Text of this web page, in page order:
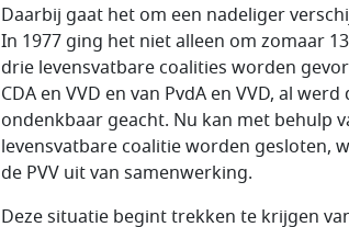
Daarbij gaat het om een nadeliger
In 1977 ging het niet alleen om zomaar
drie levensvatbare coalities worden
CDA en VVD en van PvdA en VVD, al
ondenkbaar geacht. Nu kan met behulp
levensvatbare coalitie worden gesloten,
de PVV uit van samenwerking.
Deze situatie begint trekken te krijgen